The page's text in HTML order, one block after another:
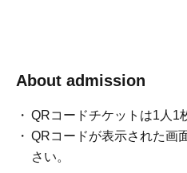
About admission
QRコードチケットは1人1
QRコードが表示された画
さい。